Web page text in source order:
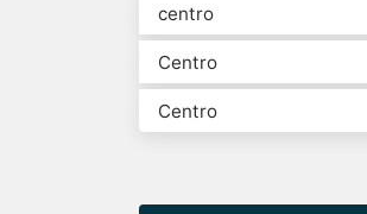
centro
Centro
Centro